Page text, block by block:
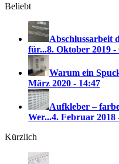
Beliebt
Abschlussarbeit
für...8. Oktober 2019 -
Warum ein
März 2020 - 14:47
Aufkleber –
Wer...4. Februar 2018
Kürzlich